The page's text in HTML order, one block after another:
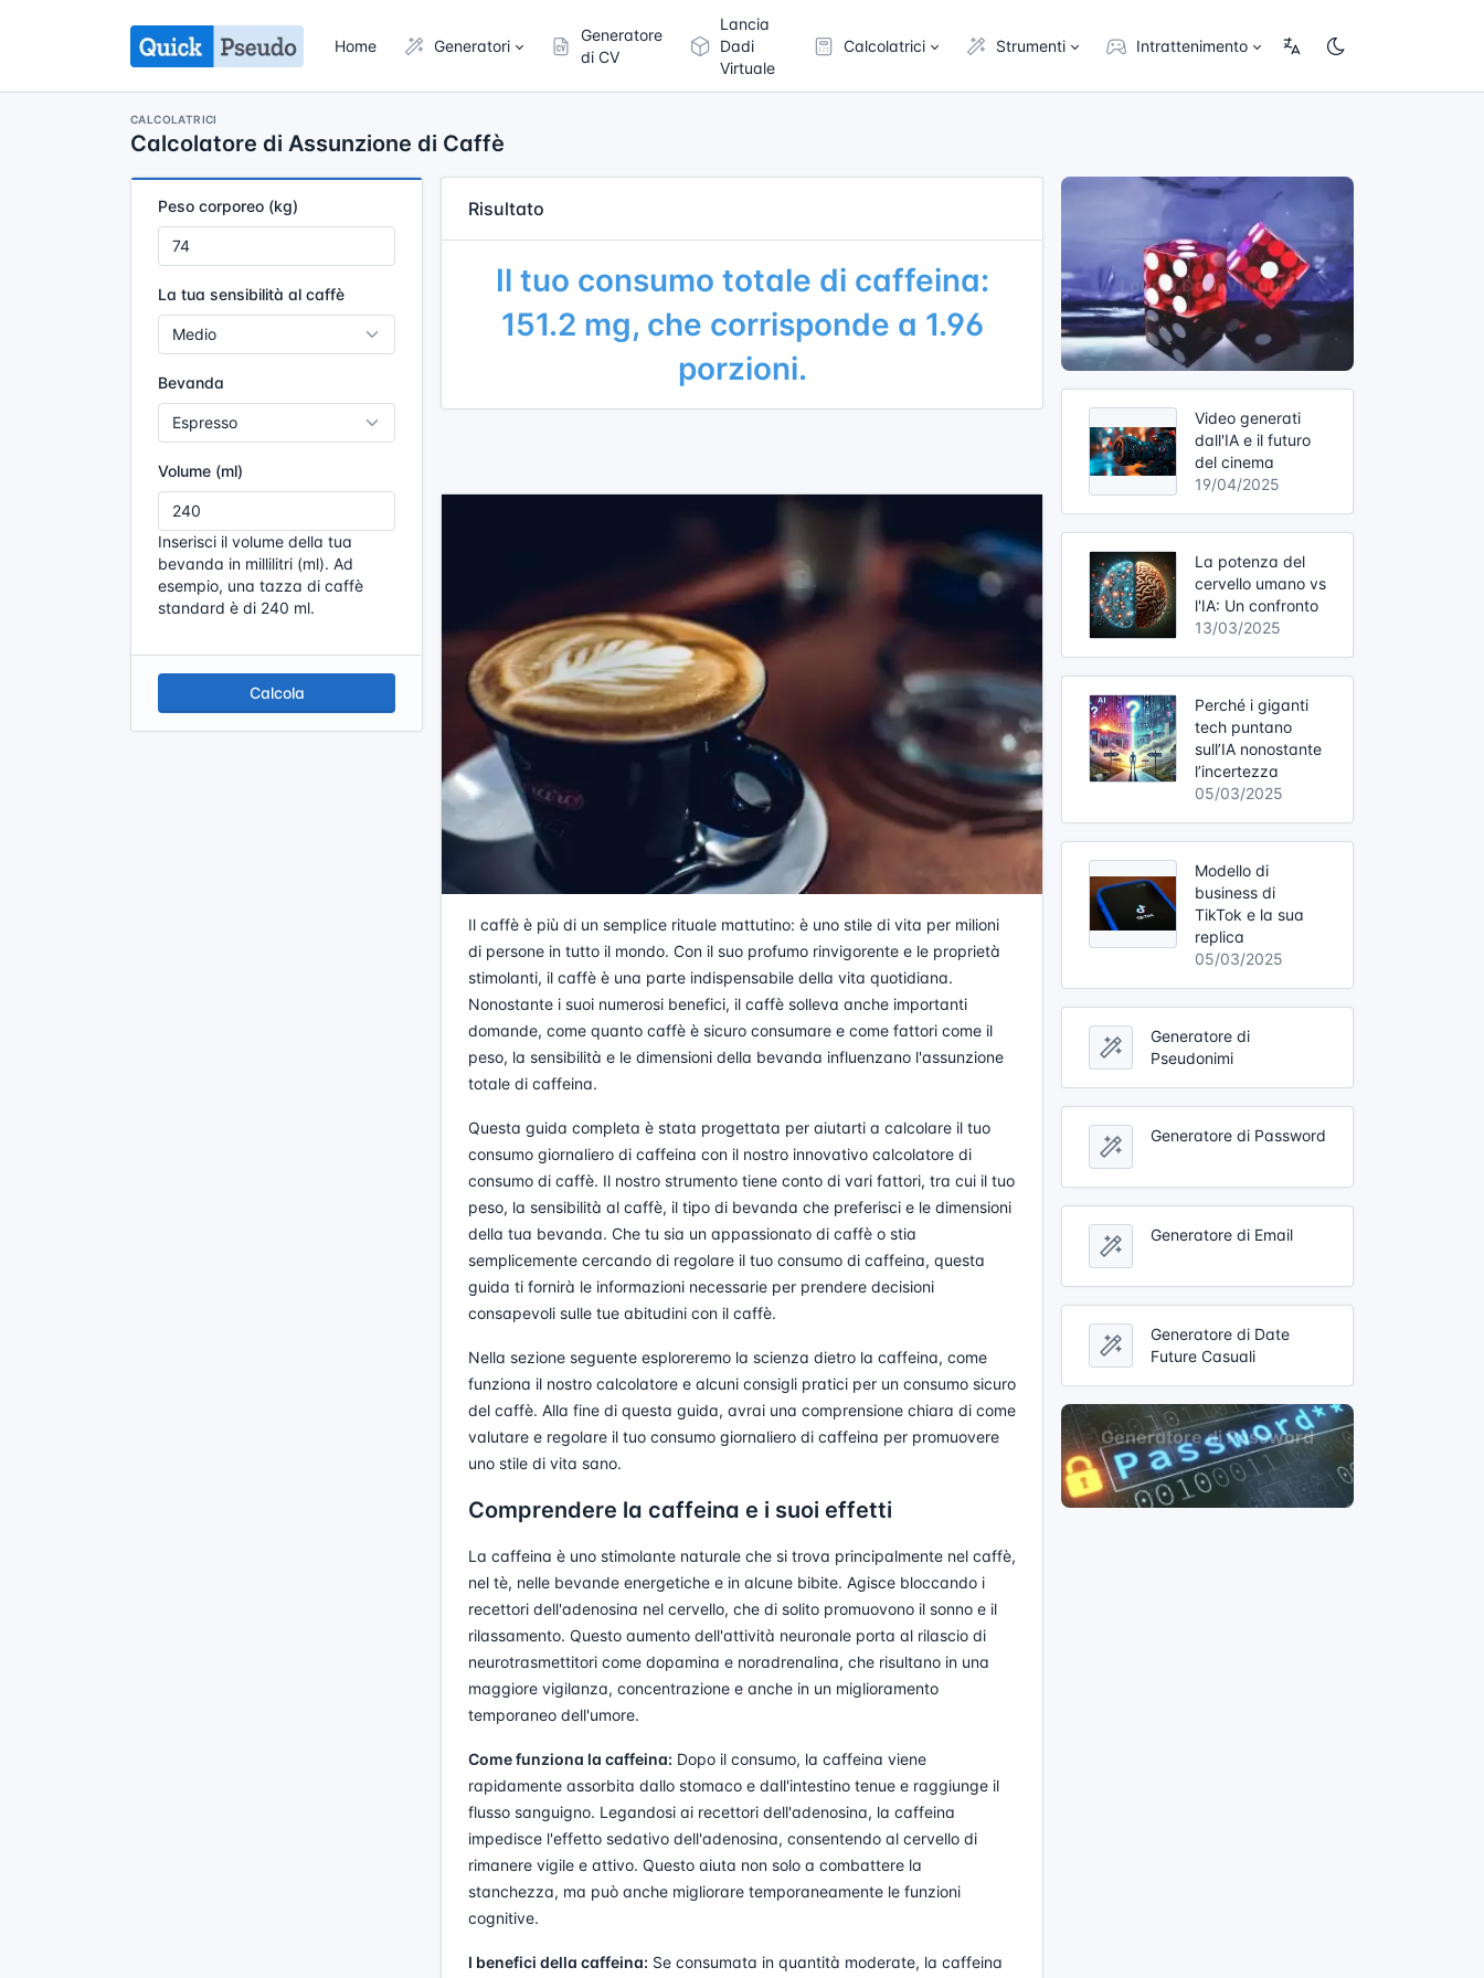
Home Generatori
Generatore
di CV
Lancia
Dadi
Virtuale
Calcolatrici Strumenti Intrattenimento
CALCOLATRICI
Calcolatore di Assunzione di Caffè
Peso corporeo (kg)
La tua sensibilità al caffè
Bevanda
Volume (ml)
Inserisci il volume della tua
bevanda in millilitri (ml). Ad
esempio, una tazza di caffè
standard è di 240 ml.
Calcola
Risultato
Il tuo consumo totale di caffeina:
151.2 mg, che corrisponde a 1.96
porzioni.
Il caffè è più di un semplice rituale mattutino: è uno stile di vita per milioni
di persone in tutto il mondo. Con il suo profumo rinvigorente e le proprietà
stimolanti, il caffè è una parte indispensabile della vita quotidiana.
Nonostante i suoi numerosi benefici, il caffè solleva anche importanti
domande, come quanto caffè è sicuro consumare e come fattori come il
peso, la sensibilità e le dimensioni della bevanda influenzano l'assunzione
totale di caffeina.
Questa guida completa è stata progettata per aiutarti a calcolare il tuo
consumo giornaliero di caffeina con il nostro innovativo calcolatore di
consumo di caffè. Il nostro strumento tiene conto di vari fattori, tra cui il tuo
peso, la sensibilità al caffè, il tipo di bevanda che preferisci e le dimensioni
della tua bevanda. Che tu sia un appassionato di caffè o stia
semplicemente cercando di regolare il tuo consumo di caffeina, questa
guida ti fornirà le informazioni necessarie per prendere decisioni
consapevoli sulle tue abitudini con il caffè.
Nella sezione seguente esploreremo la scienza dietro la caffeina, come
funziona il nostro calcolatore e alcuni consigli pratici per un consumo sicuro
del caffè. Alla fine di questa guida, avrai una comprensione chiara di come
valutare e regolare il tuo consumo giornaliero di caffeina per promuovere
uno stile di vita sano.
Comprendere la caffeina e i suoi effetti
La caffeina è uno stimolante naturale che si trova principalmente nel caffè,
nel tè, nelle bevande energetiche e in alcune bibite. Agisce bloccando i
recettori dell'adenosina nel cervello, che di solito promuovono il sonno e il
rilassamento. Questo aumento dell'attività neuronale porta al rilascio di
neurotrasmettitori come dopamina e noradrenalina, che risultano in una
maggiore vigilanza, concentrazione e anche in un miglioramento
temporaneo dell'umore.
Come funziona la caffeina: Dopo il consumo, la caffeina viene
rapidamente assorbita dallo stomaco e dall'intestino tenue e raggiunge il
flusso sanguigno. Legandosi ai recettori dell'adenosina, la caffeina
impedisce l'effetto sedativo dell'adenosina, consentendo al cervello di
rimanere vigile e attivo. Questo aiuta non solo a combattere la
stanchezza, ma può anche migliorare temporaneamente le funzioni
cognitive.
I benefici della caffeina: Se consumata in quantità moderate, la caffeina
Video generati
dall'IA e il futuro
del cinema
19/04/2025
La potenza del
cervello umano vs
l'IA: Un confronto
13/03/2025
Perché i giganti
tech puntano
sull’IA nonostante
l’incertezza
05/03/2025
Modello di
business di
TikTok e la sua
replica
05/03/2025
Generatore di
Pseudonimi
Generatore di Password
Generatore di Email
Generatore di Date
Future Casuali